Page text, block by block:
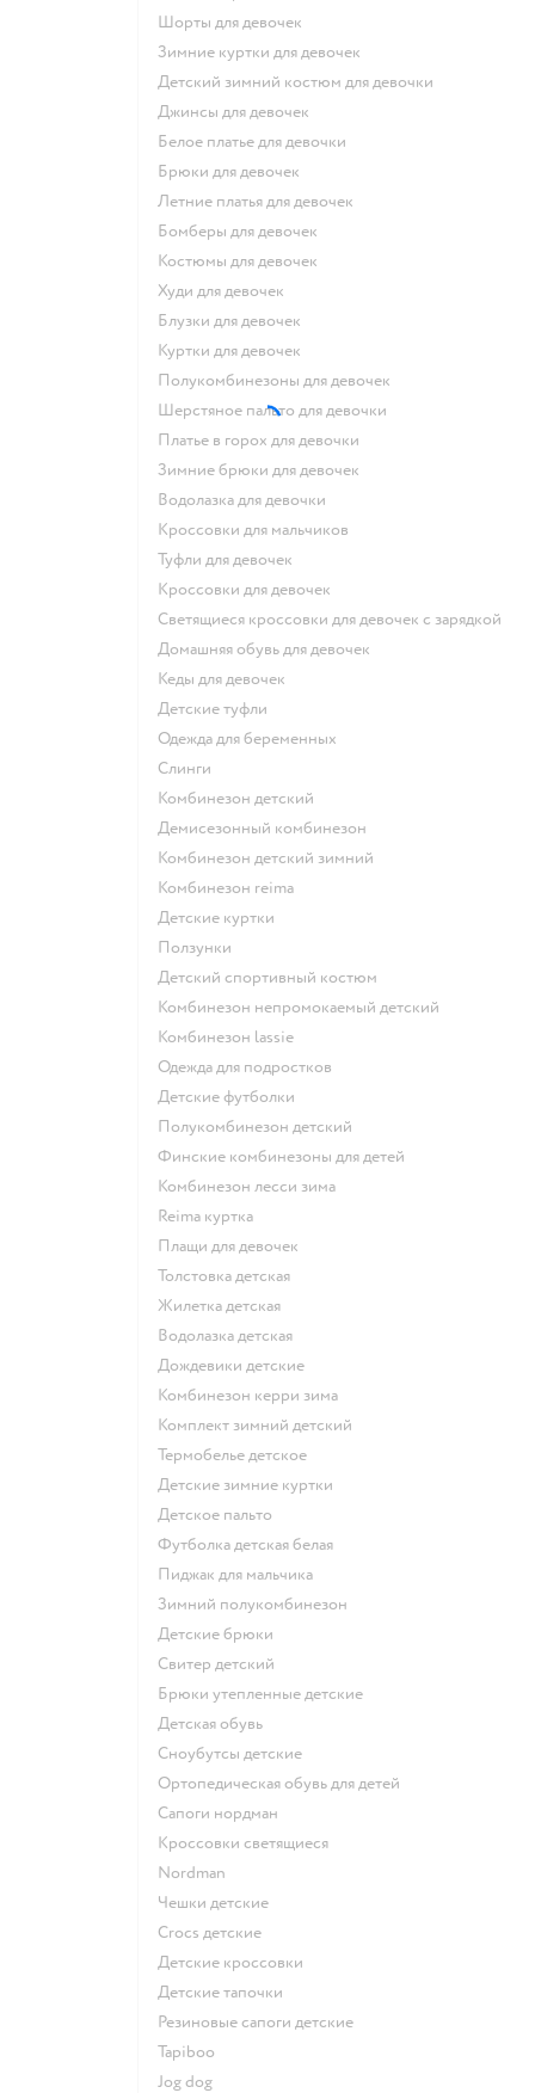
Шорты для девочек
Зимние куртки для девочек
Детский зимний костюм для девочки
Джинсы для девочек
Белое платье для девочки
Брюки для девочек
Летние платья для девочек
Бомберы для девочек
Костюмы для девочек
Худи для девочек
Блузки для девочек
Куртки для девочек
Полукомбинезоны для девочек
Шерстяное пальто для девочки
Платье в горох для девочки
Зимние брюки для девочек
Водолазка для девочки
Кроссовки для мальчиков
Туфли для девочек
Кроссовки для девочек
Светящиеся кроссовки для девочек с зарядкой
Домашняя обувь для девочек
Кеды для девочек
Детские туфли
Одежда для беременных
Слинги
Комбинезон детский
Демисезонный комбинезон
Комбинезон детский зимний
Комбинезон reima
Детские куртки
Ползунки
Детский спортивный костюм
Комбинезон непромокаемый детский
Комбинезон lassie
Одежда для подростков
Детские футболки
Полукомбинезон детский
Финские комбинезоны для детей
Комбинезон лесси зима
Reima куртка
Плащи для девочек
Толстовка детская
Жилетка детская
Водолазка детская
Дождевики детские
Комбинезон керри зима
Комплект зимний детский
Термобелье детское
Детские зимние куртки
Детское пальто
Футболка детская белая
Пиджак для мальчика
Зимний полукомбинезон
Детские брюки
Свитер детский
Брюки утепленные детские
Детская обувь
Сноубутсы детские
Ортопедическая обувь для детей
Сапоги нордман
Кроссовки светящиеся
Nordman
Чешки детские
Crocs детские
Детские кроссовки
Детские тапочки
Резиновые сапоги детские
Tapiboo
Jog dog